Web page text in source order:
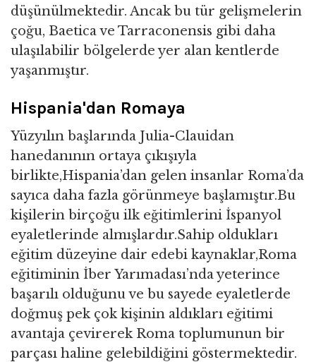
düşünülmektedir. Ancak bu tür gelişmelerin
çoğu, Baetica ve Tarraconensis gibi daha
ulaşılabilir bölgelerde yer alan kentlerde
yaşanmıştır.
Hispania'dan Romaya
Yüzyılın başlarında Julia-Clauidan
hanedanının ortaya çıkışıyla
birlikte,Hispania’dan gelen insanlar Roma’da
sayıca daha fazla görünmeye başlamıştır.Bu
kişilerin birçoğu ilk eğitimlerini İspanyol
eyaletlerinde almışlardır.Sahip oldukları
eğitim düzeyine dair edebi kaynaklar,Roma
eğitiminin İber Yarımadası’nda yeterince
başarılı olduğunu ve bu sayede eyaletlerde
doğmuş pek çok kişinin aldıkları eğitimi
avantaja çevirerek Roma toplumunun bir
parçası haline gelebildiğini göstermektedir.